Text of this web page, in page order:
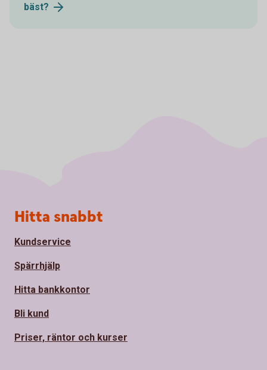
bäst?
Sidfot
Hitta snabbt
Kundservice
Spärrhjälp
Hitta bankkontor
Bli kund
Priser, räntor och kurser